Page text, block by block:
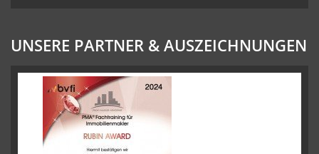
UNSERE PARTNER & AUSZEICHNUNGEN